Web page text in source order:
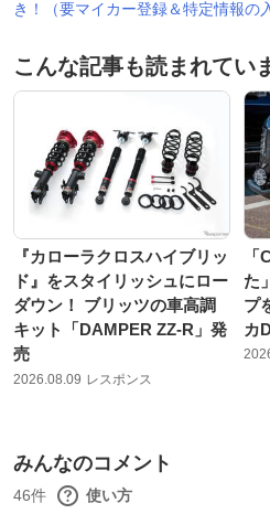
き！（要マイカー登録＆特定情報の
こんな記事も読まれてい
『カローラクロスハイブリッ
ド』をスタイリッシュにロー
ダウン！ ブリッツの車高調
キット「DAMPER ZZ-R」発
売
2026.08.09 レスポンス
た
プ
カ
みんなのコメント
46件 使い方